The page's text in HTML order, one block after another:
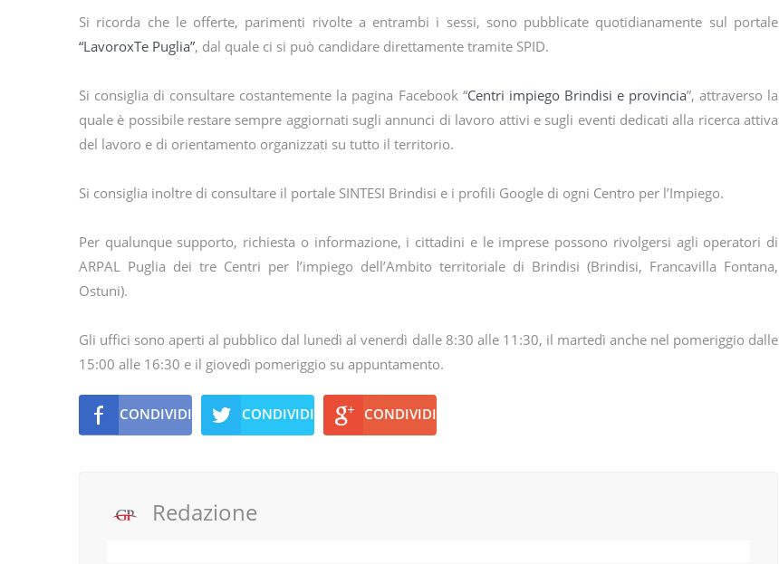
Si ricorda che le offerte, parimenti rivolte a entrambi i sessi, sono pubblicate quotidianamente sul portale
“LavoroxTe Puglia”, dal quale ci si può candidare direttamente tramite SPID.
Si consiglia di consultare costantemente la pagina Facebook “Centri impiego Brindisi e provincia”, attraverso la
quale è possibile restare sempre aggiornati sugli annunci di lavoro attivi e sugli eventi dedicati alla ricerca attiva
del lavoro e di orientamento organizzati su tutto il territorio.
Si consiglia inoltre di consultare il portale SINTESI Brindisi e i profili Google di ogni Centro per l’Impiego.
Per qualunque supporto, richiesta o informazione, i cittadini e le imprese possono rivolgersi agli operatori di
ARPAL Puglia dei tre Centri per l’impiego dell’Ambito territoriale di Brindisi (Brindisi, Francavilla Fontana,
Ostuni).
Gli uffici sono aperti al pubblico dal lunedì al venerdì dalle 8:30 alle 11:30, il martedì anche nel pomeriggio dalle
15:00 alle 16:30 e il giovedì pomeriggio su appuntamento.
CONDIVIDI CONDIVIDI CONDIVIDI
Redazione